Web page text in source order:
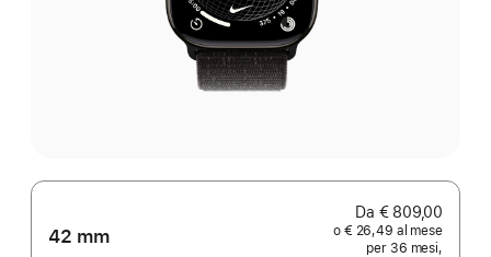
42 mm
Da € 809,00
o € 26,49 al mese
per 36 mesi,